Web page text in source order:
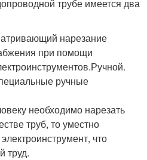
трубе имеется два
нарезание
при помощи
ручные
необходимо нарезать
труб, то уместно
что
труд.